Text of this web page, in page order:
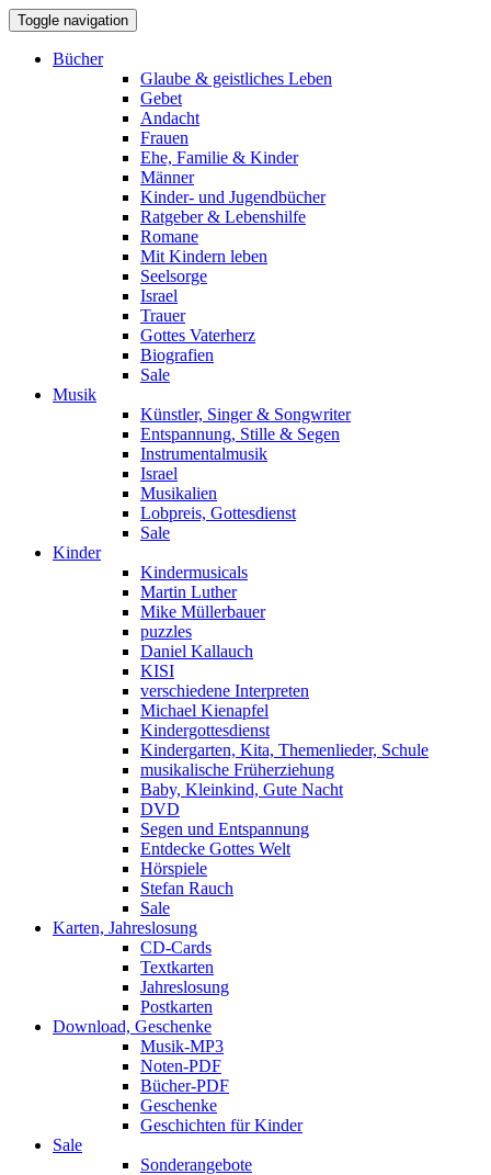
Toggle navigation
Bücher
Glaube & geistliches Leben
Gebet
Andacht
Frauen
Ehe, Familie & Kinder
Männer
Kinder- und Jugendbücher
Ratgeber & Lebenshilfe
Romane
Mit Kindern leben
Seelsorge
Israel
Trauer
Gottes Vaterherz
Biografien
Sale
Musik
Künstler, Singer & Songwriter
Entspannung, Stille & Segen
Instrumentalmusik
Israel
Musikalien
Lobpreis, Gottesdienst
Sale
Kinder
Kindermusicals
Martin Luther
Mike Müllerbauer
puzzles
Daniel Kallauch
KISI
verschiedene Interpreten
Michael Kienapfel
Kindergottesdienst
Kindergarten, Kita, Themenlieder, Schule
musikalische Früherziehung
Baby, Kleinkind, Gute Nacht
DVD
Segen und Entspannung
Entdecke Gottes Welt
Hörspiele
Stefan Rauch
Sale
Karten, Jahreslosung
CD-Cards
Textkarten
Jahreslosung
Postkarten
Download, Geschenke
Musik-MP3
Noten-PDF
Bücher-PDF
Geschenke
Geschichten für Kinder
Sale
Sonderangebote